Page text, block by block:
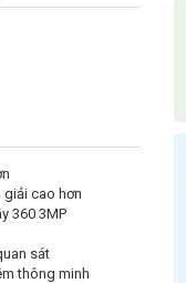
giải cao hơn
360 3MP
sát
thông minh